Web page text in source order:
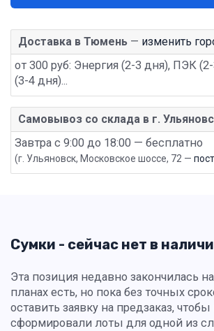
Доставка в Тюмень — изменить
от 300 руб: Энергия (2-3 дня), ПЭК
(3-4 дня)...
Самовывоз со склада в г.
Завтра с 9:00 до 18:00 — бесплатно
(г. Ульяновск, Московское шоссе, 72 —
Сумки - сейчас нет в
Эта позиция недавно закончилась
планах есть, но пока без точных
оставить заявку на предзаказ,
сформировали лоты для одной из